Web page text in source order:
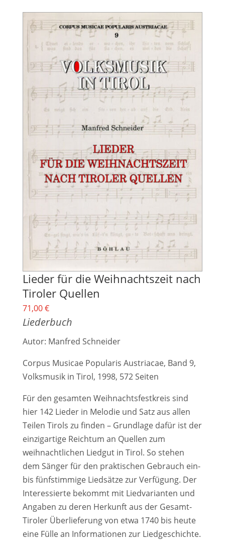
Lieder für die Weihnachtszeit nach
Tiroler Quellen
71,00€
Liederbuch
Autor: Manfred Schneider
Corpus Musicae Popularis Austriacae, Band 9,
Volksmusik in Tirol, 1998, 572 Seiten
Für den gesamten Weihnachtsfestkreis sind
hier 142 Lieder in Melodie und Satz aus allen
Teilen Tirols zu finden – Grundlage dafür ist der
einzigartige Reichtum an Quellen zum
weihnachtlichen Liedgut in Tirol. So stehen
dem Sänger für den praktischen Gebrauch ein-
bis fünfstimmige Liedsätze zur Verfügung. Der
Interessierte bekommt mit Liedvarianten und
Angaben zu deren Herkunft aus der Gesamt-
Tiroler Überlieferung von etwa 1740 bis heute
eine Fülle an Informationen zur Liedgeschichte.